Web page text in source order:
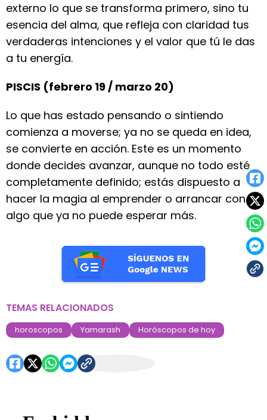
externo lo que se transforma primero, sino tu
esencia del alma, que refleja con claridad tus
verdaderas intenciones y el valor que tú le das
a tu energía.
PISCIS (febrero 19 / marzo 20)
Lo que has estado pensando o sintiendo
comienza a moverse; ya no se queda en idea,
se convierte en acción. Este es un momento
donde decides avanzar, aunque no todo esté
completamente definido; estás dispuesto a
hacer la magia al emprender o arrancar con
algo que ya no puede esperar más.
TEMAS RELACIONADOS
horoscopos Yamarash Horóscopos de hoy